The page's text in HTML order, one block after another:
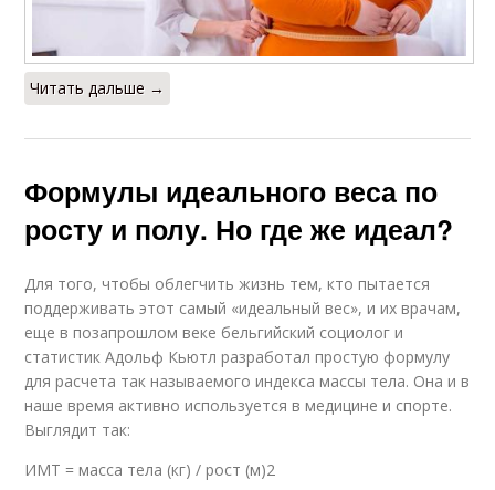
Читать дальше →
Формулы идеального веса по
росту и полу. Но где же идеал?
Для того, чтобы облегчить жизнь тем, кто пытается
поддерживать этот самый «идеальный вес», и их врачам,
еще в позапрошлом веке бельгийский социолог и
статистик Адольф Кьютл разработал простую формулу
для расчета так называемого индекса массы тела. Она и в
наше время активно используется в медицине и спорте.
Выглядит так:
ИМТ = масса тела (кг) / рост (м)2